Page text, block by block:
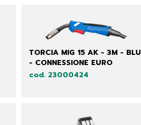
TORCIA MIG 15 AK - 3M - BLU
- CONNESSIONE EURO
cod. 23000424